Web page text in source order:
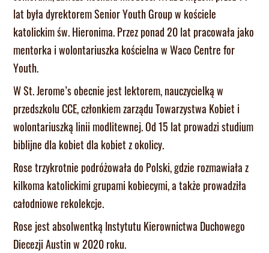
lat była dyrektorem Senior Youth Group w kościele
katolickim św. Hieronima. Przez ponad 20 lat pracowała jako
mentorka i wolontariuszka kościelna w Waco Centre for
Youth.
W St. Jerome’s obecnie jest lektorem, nauczycielką w
przedszkolu CCE, członkiem zarządu Towarzystwa Kobiet i
wolontariuszką linii modlitewnej. Od 15 lat prowadzi studium
biblijne dla kobiet dla kobiet z okolicy.
Rose trzykrotnie podróżowała do Polski, gdzie rozmawiała z
kilkoma katolickimi grupami kobiecymi, a także prowadziła
całodniowe rekolekcje.
Rose jest absolwentką Instytutu Kierownictwa Duchowego
Diecezji Austin w 2020 roku.